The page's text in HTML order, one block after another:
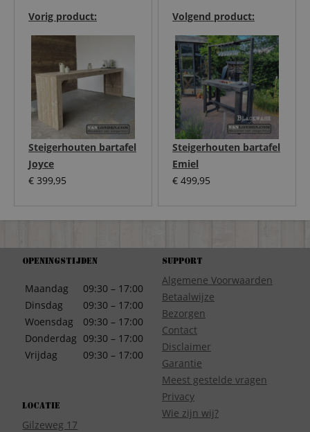
Volgend product:
Steigerhouten bartafel
Emiel
€ 499,95
Vorig product:
Steigerhouten bartafel
Joyce
€ 399,95
Openingstijden
Maandag
Dinsdag
Woensdag
Donderdag
Vrijdag
09:30 – 17:00
09:30 – 17:00
09:30 – 17:00
09:30 – 17:00
09:30 – 17:00
Locatie
Gilzeweg 17
Support
Algemene Voorwaarden
Betaalwijze
Bezorgen
Contact
Disclaimer
Garantie
Meest gestelde vragen
Privacy
Wie zijn wij?